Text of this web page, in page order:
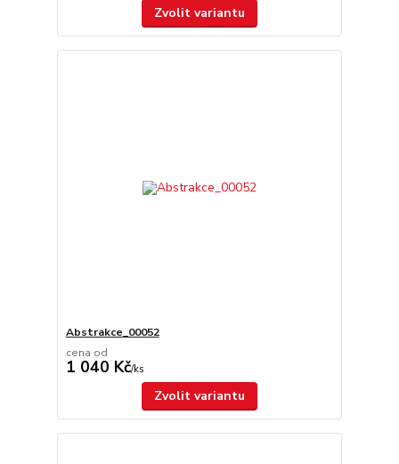
Zvolit variantu
Abstrakce_00052
cena od
1 040 Kč/ks
Zvolit variantu